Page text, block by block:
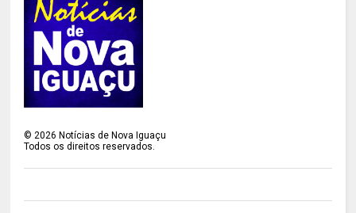
©2026 Notícias de Nova Iguaçu
Todos os direitos reservados.